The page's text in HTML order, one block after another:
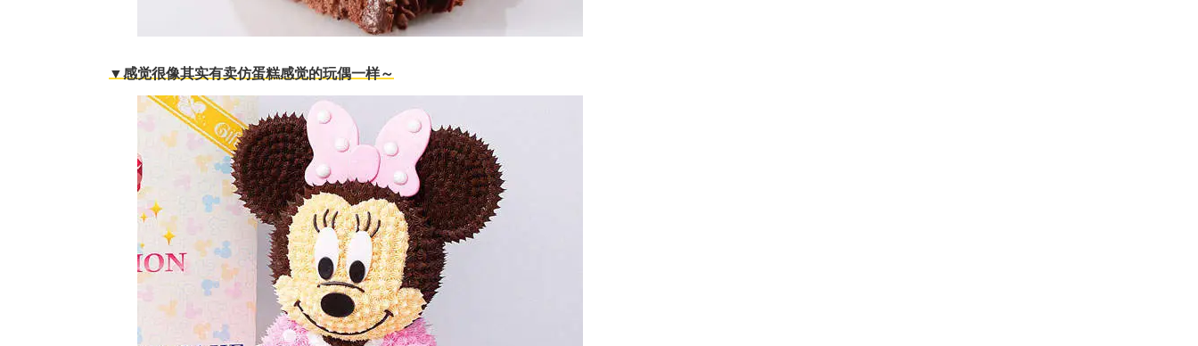
▼感觉很像其实有卖仿蛋糕感觉的玩偶一样～